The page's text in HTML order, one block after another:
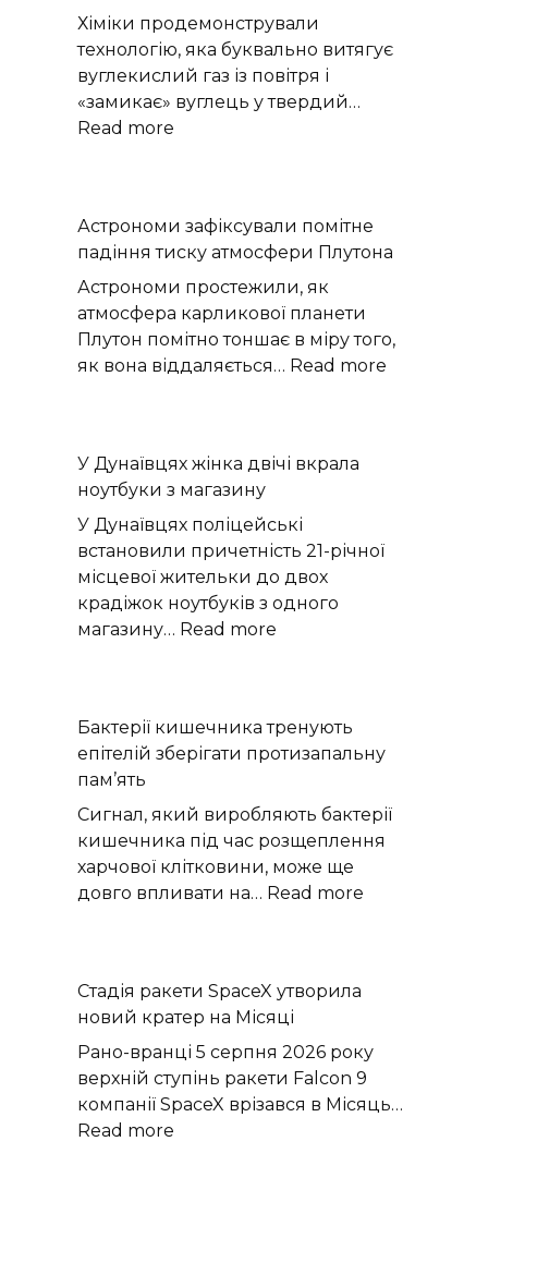
Хіміки продемонстрували
технологію, яка буквально витягує
вуглекислий газ із повітря і
«замикає» вуглець у твердий…
Read more
як
CO₂
з
повітря
перетворюється
на
Астрономи зафіксували помітне
падіння тиску атмосфери Плутона
Астрономи простежили, як
атмосфера карликової планети
Плутон помітно тоншає в міру того,
як вона віддаляється… Read more
У Дунаївцях жінка двічі вкрала
ноутбуки з магазину
У Дунаївцях поліцейські
встановили причетність 21-річної
місцевої жительки до двох
крадіжок ноутбуків з одного
магазину… Read more
двічі
вкрала
з
магазину
Бактерії кишечника тренують
епітелій зберігати протизапальну
пам’ять
Сигнал, який виробляють бактерії
кишечника під час розщеплення
харчової клітковини, може ще
довго впливати на… Read more
протизапальну
пам’ять
Стадія ракети SpaceX утворила
новий кратер на Місяці
Рано-вранці 5 серпня 2026 року
верхній ступінь ракети Falcon 9
компанії SpaceX врізався в Місяць…
Read more